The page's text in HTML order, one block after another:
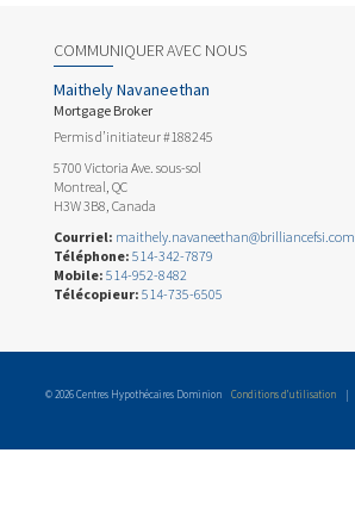
COMMUNIQUER AVEC NOUS
Maithely Navaneethan
Mortgage Broker
Permis d’initiateur #188245
5700 Victoria Ave. sous-sol
Montreal, QC
H3W 3B8, Canada
Courriel: maithely.navaneethan@brilliancefsi.com
Téléphone: 514-342-7879
Mobile: 514-952-8482
Télécopieur: 514-735-6505
© 2026 Centres Hypothécaires Dominion Conditions d’utilisation |